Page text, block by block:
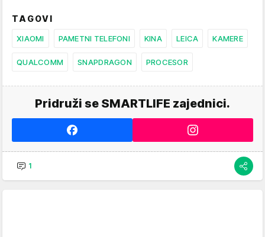
TAGOVI
XIAOMI PAMETNI TELEFONI KINA LEICA KAMERE
QUALCOMM SNAPDRAGON PROCESOR
Pridruži se SMARTLIFE zajednici.
1